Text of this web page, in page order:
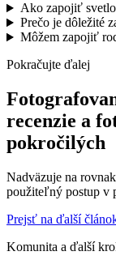
Ako zapojiť
Prečo je dôležité
Môžem zapojiť
Pokračujte ďalej
recenzie a
pokročilých
Nadväzuje na
použiteľný postup v
Prejsť na ďalší
Komunita a ďalší